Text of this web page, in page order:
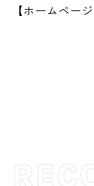
【ホームペー